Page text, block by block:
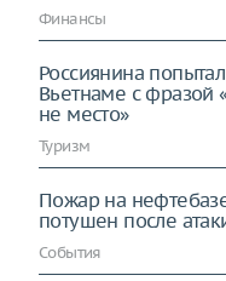
Финансы
Россиянина
Вьетнаме с фразой
не место»
Туризм
Пожар на
потушен после
События